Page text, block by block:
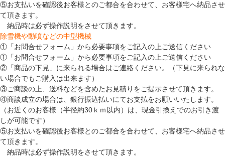
⑤お支払いを確認後お客様とのご都合を合わせて、お客様宅へ納品させ
て頂きます。
納品時は必ず操作説明をさせて頂きます。
除雪機や動噴などの中型機械
①「お問合せフォーム」から必要事項をご記入の上ご送信ください
①「お問合せフォーム」から必要事項をご記入の上ご送信ください
②「商品の下見」に来られる場合はご連絡ください。（下見に来られな
い場合でもご購入は出来ます）
③ご商談の上、送料などを含めたお見積りをご提示させて頂きます。
④商談成立の場合は、銀行振込払いにてお支払をお願いいたします。
（お近くのお客様（半径約30ｋｍ以内）は、現金引換えでのお引き渡
しが可能です）
⑤お支払いを確認後お客様とのご都合を合わせて、お客様宅へ納品させ
て頂きます。
納品時は必ず操作説明をさせて頂きます。